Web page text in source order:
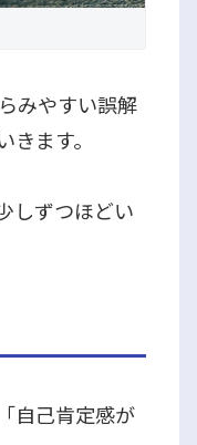
みやすい誤解
ます。
しずつほどい
自己肯定感が